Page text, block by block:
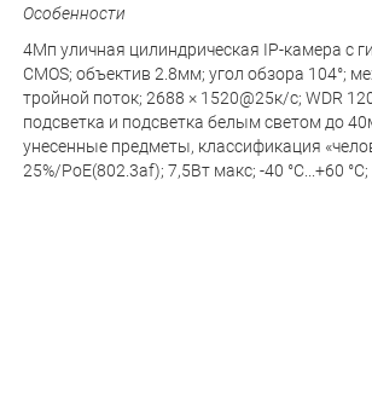
Особенности
4Мп уличная цилиндрическая IP-камера с
CMOS; объектив 2.8мм; угол обзора 104°;
тройной поток; 2688 × 1520@25к/с; WDR
подсветка и подсветка белым светом до
унесенные предметы, классификация
25%/PoE(802.3af); 7,5Вт макс; -40 °C...+60 °C;